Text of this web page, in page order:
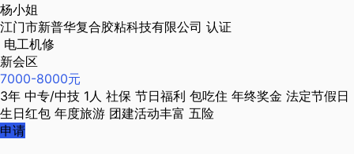
杨小姐
江门市新普华复合胶粘科技有限公司 认证
电工机修
新会区
7000-8000元
3年 中专/中技 1人 社保 节日福利 包吃住 年终奖金 法定节假日
生日红包 年度旅游 团建活动丰富 五险
申请